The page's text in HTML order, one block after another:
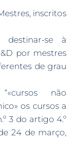
inscritos
destinar-se à
por mestres
de grau
não
os cursos a
3 do artigo 4.º
24 de março,